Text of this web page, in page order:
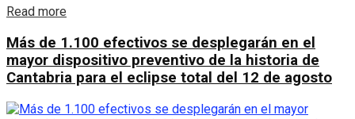
Read more
Más de 1.100 efectivos se desplegarán en el
mayor dispositivo preventivo de la historia de
Cantabria para el eclipse total del 12 de agosto